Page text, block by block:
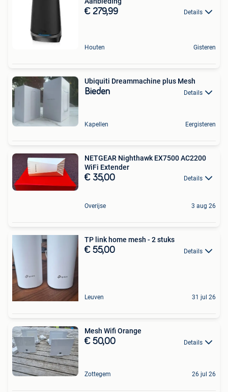
€ 279,99 Details
Houten Gisteren
Ubiquiti Dreammachine plus Mesh
Bieden Details
Kapellen Eergisteren
NETGEAR Nighthawk EX7500 AC2200
WiFi Extender
€ 35,00 Details
Overijse 3 aug 26
TP link home mesh - 2 stuks
€ 55,00 Details
Leuven 31 jul 26
Mesh Wifi Orange
€ 50,00 Details
Zottegem 26 jul 26